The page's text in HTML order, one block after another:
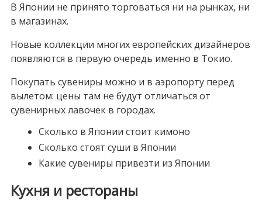
В Японии не принято торговаться ни на рынках, ни
в магазинах.
Новые коллекции многих европейских дизайнеров
появляются в первую очередь именно в Токио.
Покупать сувениры можно и в аэропорту перед
вылетом: цены там не будут отличаться от
сувенирных лавочек в городах.
Сколько в Японии стоит кимоно
Сколько стоят суши в Японии
Какие сувениры привезти из Японии
Кухня и рестораны